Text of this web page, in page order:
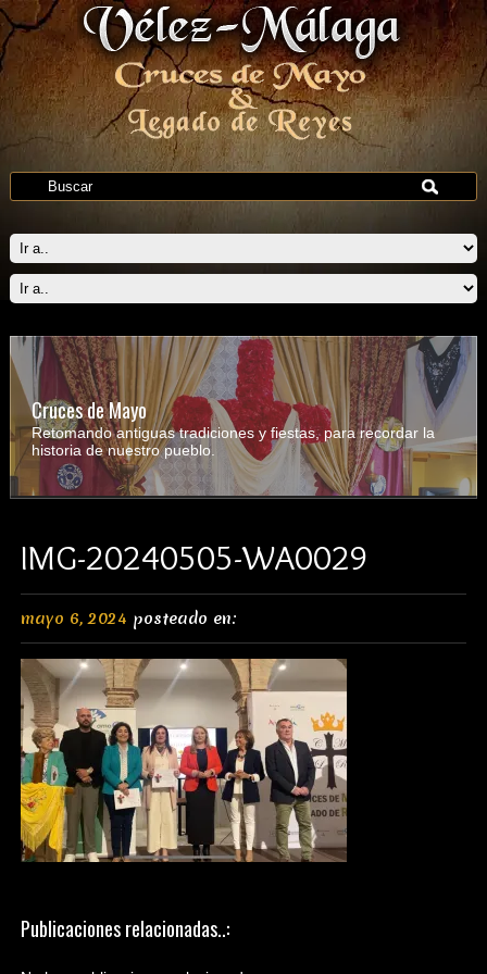
Cruces de Mayo
Retomando antiguas tradiciones y fiestas, para recordar la
historia de nuestro pueblo.
IMG-20240505-WA0029
mayo 6, 2024 posteado en:
Publicaciones relacionadas..: